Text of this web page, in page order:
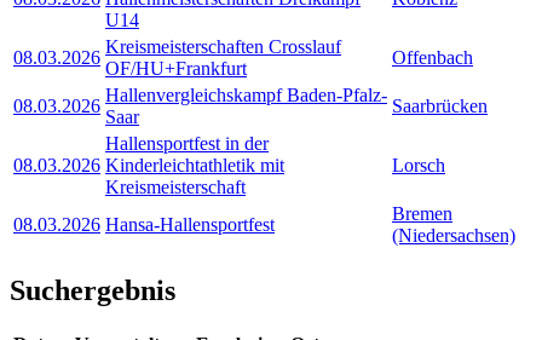
U14
08.03.2026
Kreismeisterschaften Crosslauf
OF/HU+Frankfurt
Offenbach
08.03.2026
Hallenvergleichskampf Baden-Pfalz-
Saar
Saarbrücken
08.03.2026
Hallensportfest in der
Kinderleichtathletik mit
Kreismeisterschaft
Lorsch
08.03.2026 Hansa-Hallensportfest
Bremen
(Niedersachsen)
Suchergebnis